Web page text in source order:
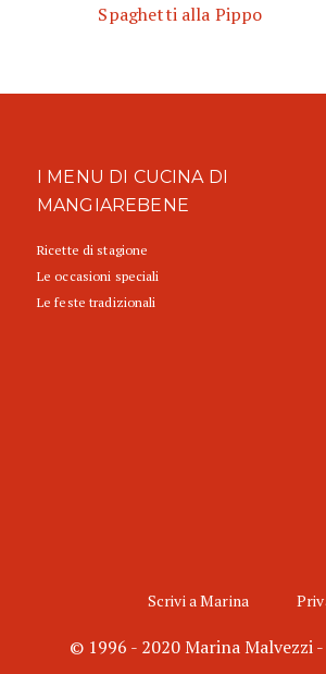
Spaghetti alla Pippo
I MENU DI CUCINA DI
MANGIAREBENE
Ricette di stagione
Le occasioni speciali
Le feste tradizionali
Scrivi a Marina
© 1996 - 2020 Marina Malvezzi